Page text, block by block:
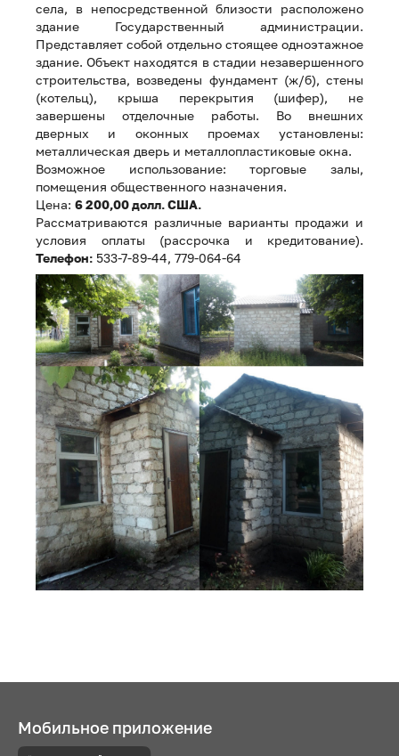
села, в непосредственной близости расположено
здание Государственный администрации.
Представляет собой отдельно стоящее одноэтажное
здание. Объект находятся в стадии незавершенного
строительства, возведены фундамент (ж/б), стены
(котельц), крыша перекрытия (шифер), не
завершены отделочные работы. Во внешних
дверных и оконных проемах установлены:
металлическая дверь и металлопластиковые окна.
Возможное использование: торговые залы,
помещения общественного назначения.
Цена: 6 200,00 долл. США.
Рассматриваются различные варианты продажи и
условия оплаты (рассрочка и кредитование).
Телефон: 533-7-89-44, 779-064-64
Мобильное приложение